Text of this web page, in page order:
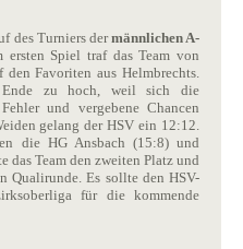
des Turniers dermännlichen A-
ersten Spiel traf das Team von
Favoriten aus Helmbrechts.
Ende zu hoch, weil sich die
und vergebene Chancen
gelang der HSV ein 12:12.
die HG Ansbach (15:8) und
das Team den zweiten Platz und
Qualirunde. Es sollte den HSV-
für die kommende